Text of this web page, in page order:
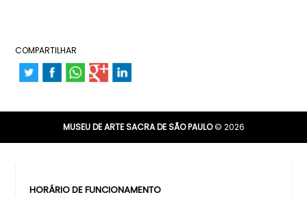
COMPARTILHAR
MUSEU DE ARTE SACRA DE SÃO PAULO© 2026
HORÁRIO DE FUNCIONAMENTO